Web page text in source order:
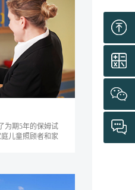
为期5年的保姆试
儿童照顾者和家